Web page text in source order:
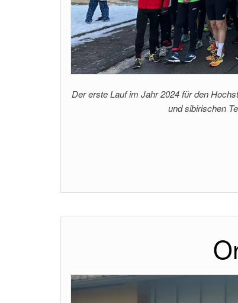
Der erste Lauf im Jahr 2024 für den
und sibirischen